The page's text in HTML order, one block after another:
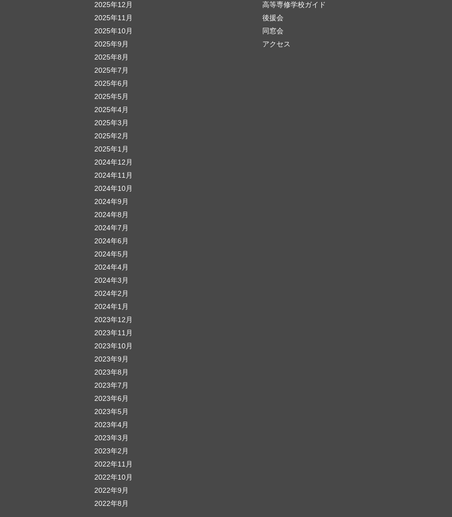
2025年12月
2025年11月
2025年10月
2025年9月
2025年8月
2025年7月
2025年6月
2025年5月
2025年4月
2025年3月
2025年2月
2025年1月
2024年12月
2024年11月
2024年10月
2024年9月
2024年8月
2024年7月
2024年6月
2024年5月
2024年4月
2024年3月
2024年2月
2024年1月
2023年12月
2023年11月
2023年10月
2023年9月
2023年8月
2023年7月
2023年6月
2023年5月
2023年4月
2023年3月
2023年2月
2022年11月
2022年10月
2022年9月
2022年8月
高等専修学校ガイド
後援会
同窓会
アクセス